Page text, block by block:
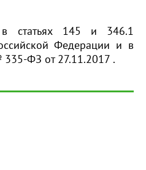
статьях 145 и 346.1
Федерации и в
ФЗ от 27.11.2017 .